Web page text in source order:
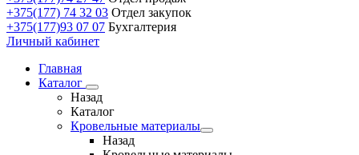
+375(177) 74 32 03 Отдел закупок
+375(177)93 07 07 Бухгалтерия
Личный кабинет
Главная
Каталог
Назад
Каталог
Кровельные материалы
Назад